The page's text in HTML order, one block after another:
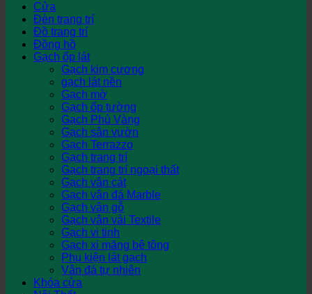
Cửa
Đèn trang trí
Đồ trang trí
Đồng hồ
Gạch ốp lát
Gạch kim cương
gạch lát nền
Gạch mờ
Gạch ốp tường
Gạch Phủ Vàng
Gạch sân vườn
Gạch Terrazzo
Gạch trang trí
Gạch trang trí ngoại thất
Gạch vân cát
Gạch vân đá Marble
Gạch vân gỗ
Gạch vân vải Textile
Gạch vi tinh
Gạch xi măng bê tông
Phụ kiện lát gạch
Vân đá tự nhiên
Khóa cửa